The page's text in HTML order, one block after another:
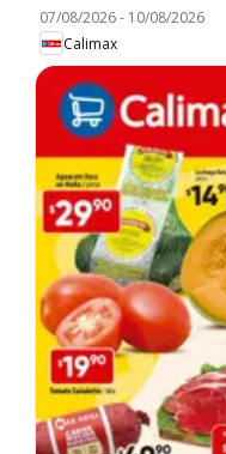
07/08/2026- 10/08/2026
Calimax